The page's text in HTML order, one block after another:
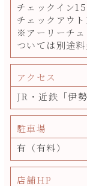
チェックイン
チェックアウ
※アーリーチェ
ついては別途料
アクセス
JR・近鉄「伊
駐車場
有（有料）
店舗HP